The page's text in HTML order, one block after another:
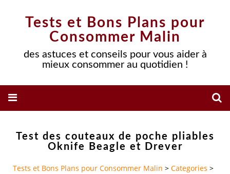
Tests et Bons Plans pour
Consommer Malin
des astuces et conseils pour vous aider à
mieux consommer au quotidien !
Test des couteaux de poche pliables
Oknife Beagle et Drever
Tests et Bons Plans pour Consommer Malin > Categories >